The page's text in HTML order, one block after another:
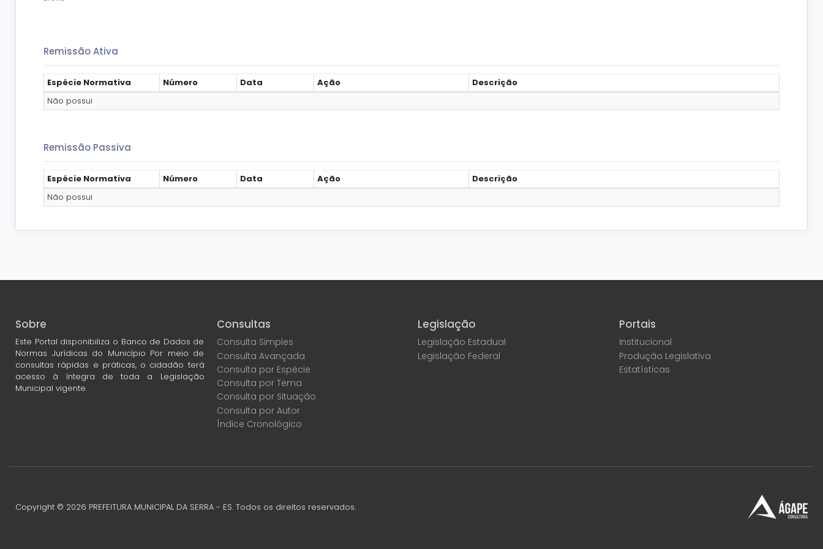
Remissão Ativa
Espécie Normativa Número Data Ação
Descrição
Não possui
Remissão Passiva
Espécie Normativa Número Data Ação
Descrição
Não possui
Sobre
Este Portal disponibiliza o Banco de Dados de
Normas Jurídicas do Município Por meio de
consultas rápidas e práticas, o cidadão terá
acesso à íntegra de toda a Legislação
Municipal vigente.
Consultas
Consulta Simples
Consulta Avançada
Consulta por Espécie
Consulta por Tema
Consulta por Situação
Consulta por Autor
Índice Cronológico
Legislação
Legislação Estadual
Legislação Federal
Portais
Institucional
Produção Legislativa
Estatísticas
Copyright © 2026 PREFEITURA MUNICIPAL DA SERRA - ES. Todos os direitos reservados.